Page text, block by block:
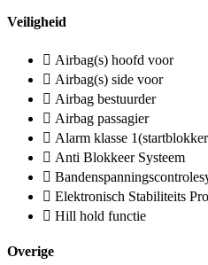
Veiligheid
Airbag(s) hoofd voor
Airbag(s) side voor
Airbag bestuurder
Airbag passagier
Alarm klasse
Anti Blokkeer Systeem
Elektronisch Stabiliteits
Hill hold functie
Overige